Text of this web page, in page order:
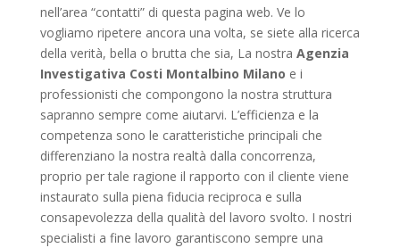
nell’area “contatti” di questa pagina web. Ve lo
vogliamo ripetere ancora una volta, se siete alla ricerca
della verità, bella o brutta che sia, La nostra Agenzia
Investigativa Costi Montalbino Milano e i
professionisti che compongono la nostra struttura
sapranno sempre come aiutarvi. L’efficienza e la
competenza sono le caratteristiche principali che
differenziano la nostra realtà dalla concorrenza,
proprio per tale ragione il rapporto con il cliente viene
instaurato sulla piena fiducia reciproca e sulla
consapevolezza della qualità del lavoro svolto. I nostri
specialisti a fine lavoro garantiscono sempre una